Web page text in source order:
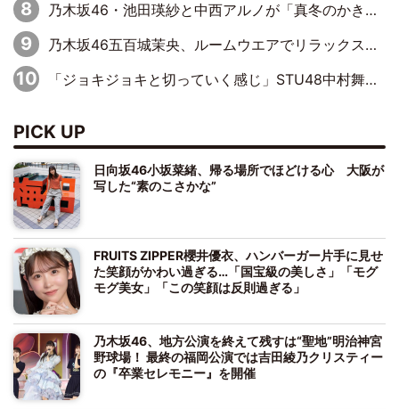
乃木坂46・池田瑛紗と中西アルノが「真冬のかき氷」騒動で火花散らす！ 因縁の裏にあるのは、逆境をともに“凌”ぐ似た者同士の絆
乃木坂46五百城茉央、ルームウエアでリラックス「今回のグラビアを見て成長を感じていただけるとうれしい」
「ジョキジョキと切っていく感じ」STU48中村舞、新しい挑戦は自らの手で
PICK UP
日向坂46小坂菜緒、帰る場所でほどける心 大阪が
写した“素のこさかな”
FRUITS ZIPPER櫻井優衣、ハンバーガー片手に見せ
た笑顔がかわい過ぎる…「国宝級の美しさ」「モグ
モグ美女」「この笑顔は反則過ぎる」
乃木坂46、地方公演を終えて残すは“聖地”明治神宮
野球場！ 最終の福岡公演では吉田綾乃クリスティー
の『卒業セレモニー』を開催